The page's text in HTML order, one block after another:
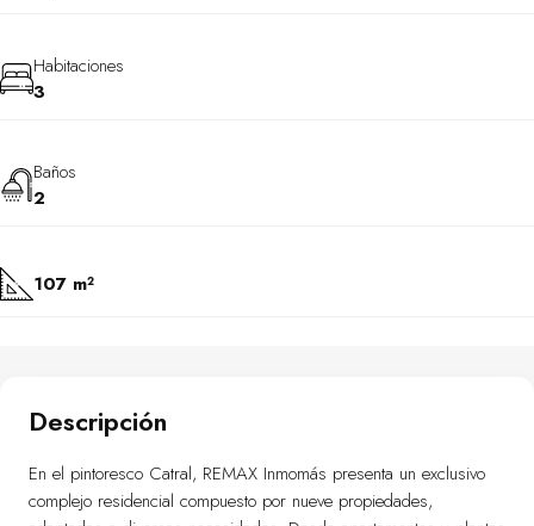
Habitaciones
3
Baños
2
107 m²
Descripción
En el pintoresco Catral, REMAX Inmomás presenta un exclusivo
complejo residencial compuesto por nueve propiedades,